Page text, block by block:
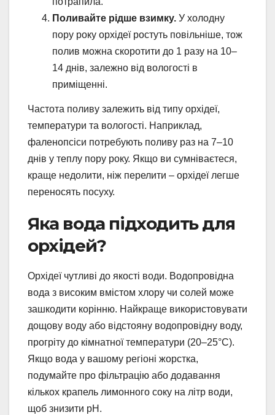
Поливайте рідше взимку. У холодну
пору року орхідеї ростуть повільніше, тож
полив можна скоротити до 1 разу на 10–
14 днів, залежно від вологості в
приміщенні.
Частота поливу залежить від типу орхідеї,
температури та вологості. Наприклад,
фаленопсіси потребують поливу раз на 7–10
днів у теплу пору року. Якщо ви сумніваєтеся,
краще недолити, ніж перелити – орхідеї легше
переносять посуху.
Яка вода підходить для
орхідей?
Орхідеї чутливі до якості води. Водопровідна
вода з високим вмістом хлору чи солей може
зашкодити корінню. Найкраще використовувати
дощову воду або відстояну водопровідну воду,
прогріту до кімнатної температури (20–25°C).
Якщо вода у вашому регіоні жорстка,
подумайте про фільтрацію або додавання
кількох крапель лимонного соку на літр води,
щоб знизити pH.